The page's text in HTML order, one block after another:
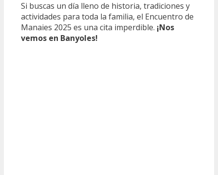
Si buscas un día lleno de historia, tradiciones y
actividades para toda la familia, el Encuentro de
Manaies 2025 es una cita imperdible. ¡Nos
vemos en Banyoles!